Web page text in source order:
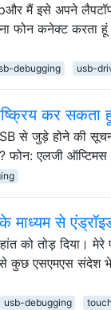
मैं इसे अपने
फोन कनेक्ट
debugging usb-
कर सकता
से जुड़े होने की सूचना
फोन: एलजी
से
को तोड़ दिया।
एसएमएस संदेश
usb-debugging